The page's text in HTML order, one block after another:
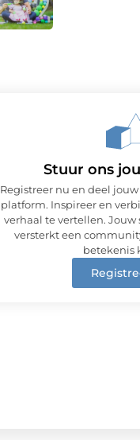
Stuur ons
Registreer nu en deel
platform. Inspireer en
verhaal te vertellen.
versterkt een
betekenis